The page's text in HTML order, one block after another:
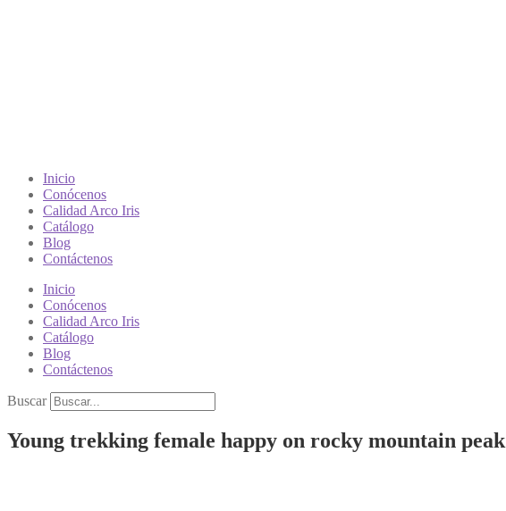
Inicio
Conócenos
Calidad Arco Iris
Catálogo
Blog
Contáctenos
Inicio
Conócenos
Calidad Arco Iris
Catálogo
Blog
Contáctenos
Buscar
Young trekking female happy on rocky mountain peak